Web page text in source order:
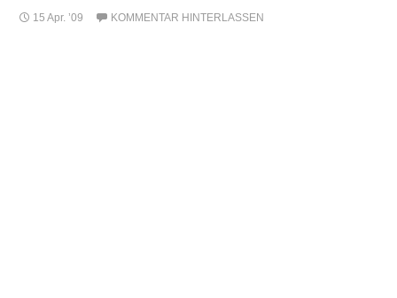
15 Apr. ’09 KOMMENTAR HINTERLASSEN